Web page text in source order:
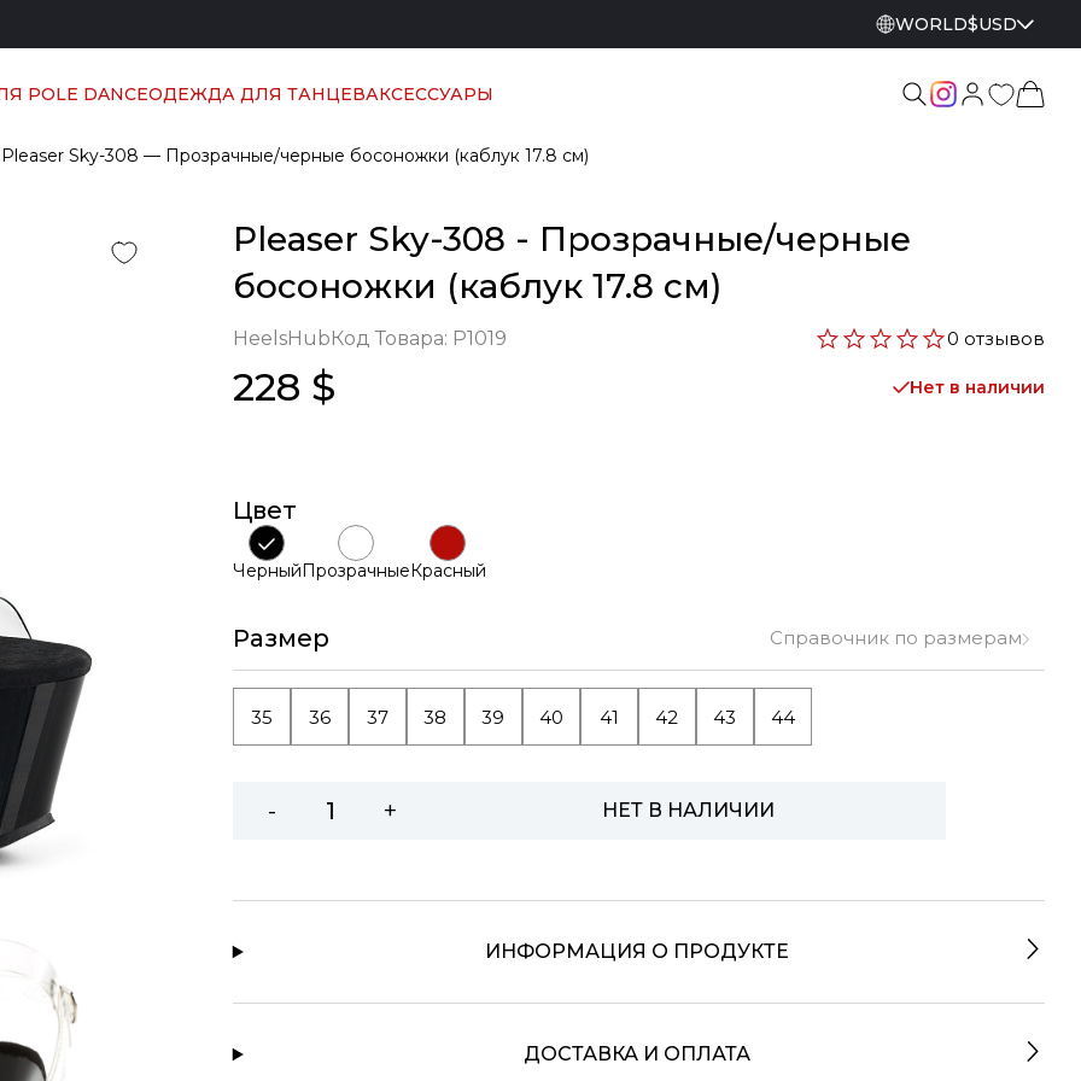
WORLD$USD
POLE DANCEОДЕЖДА ДЛЯ ТАНЦЕВАКСЕССУАРЫ
Pleaser Sky-308 — Прозрачные/черные босоножки (каблук 17.8 см)
Pleaser Sky-308 - Прозрачные/черные
босоножки (каблук 17.8 см)
HeelsHubКод Товара: P1019 0 отзывов
228 $ Нет в наличии
Цвет
ЧерныйПрозрачныеКрасный
Размер Справочник по размерам
35 36 37 38 39 40 41 42 43 44
- + НЕТ В НАЛИЧИИ
ИНФОРМАЦИЯ О ПРОДУКТЕ
ДОСТАВКА И ОПЛАТА